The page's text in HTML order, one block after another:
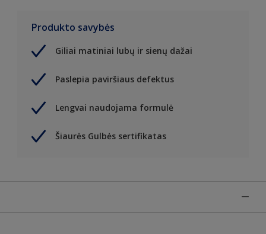
Produkto savybės
Giliai matiniai lubų ir sienų dažai
Paslepia paviršiaus defektus
Lengvai naudojama formulė
Šiaurės Gulbės sertifikatas